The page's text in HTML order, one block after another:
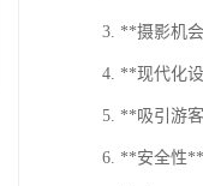
3. **摄影机
4. **现代化
5. **吸引游
6. **安全性**